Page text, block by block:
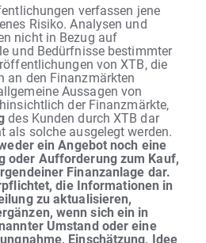
verfassen jene
Risiko. Analysen und
nicht in Bezug auf
und Bedürfnisse bestimmter
von XTB, die
an den Finanzmärkten
Aussagen von
der Finanzmärkte,
des Kunden durch XTB dar
als solche ausgelegt werden.
ein Angebot noch eine
oder Aufforderung zum Kauf,
Finanzanlage dar.
die Informationen in
zu aktualisieren,
wenn sich ein in
Umstand oder eine
Einschätzung, Idee